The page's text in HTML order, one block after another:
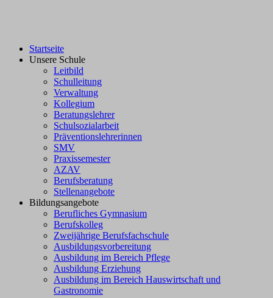
Startseite
Unsere Schule
Leitbild
Schulleitung
Verwaltung
Kollegium
Beratungslehrer
Schulsozialarbeit
Präventionslehrerinnen
SMV
Praxissemester
AZAV
Berufsberatung
Stellenangebote
Bildungsangebote
Berufliches Gymnasium
Berufskolleg
Zweijährige Berufsfachschule
Ausbildungsvorbereitung
Ausbildung im Bereich Pflege
Ausbildung Erziehung
Ausbildung im Bereich Hauswirtschaft und
Gastronomie